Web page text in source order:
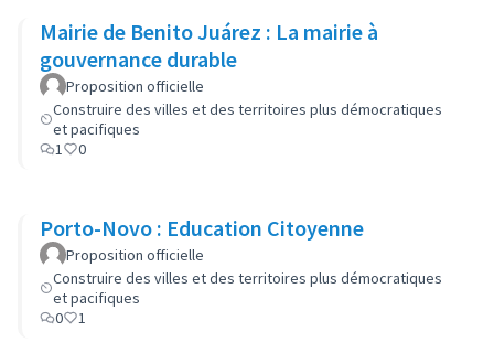
Mairie de Benito Juárez : La mairie à
gouvernance durable
Proposition officielle
Construire des villes et des territoires plus démocratiques
et pacifiques
1
0
Porto-Novo : Education Citoyenne
Proposition officielle
Construire des villes et des territoires plus démocratiques
et pacifiques
0
1